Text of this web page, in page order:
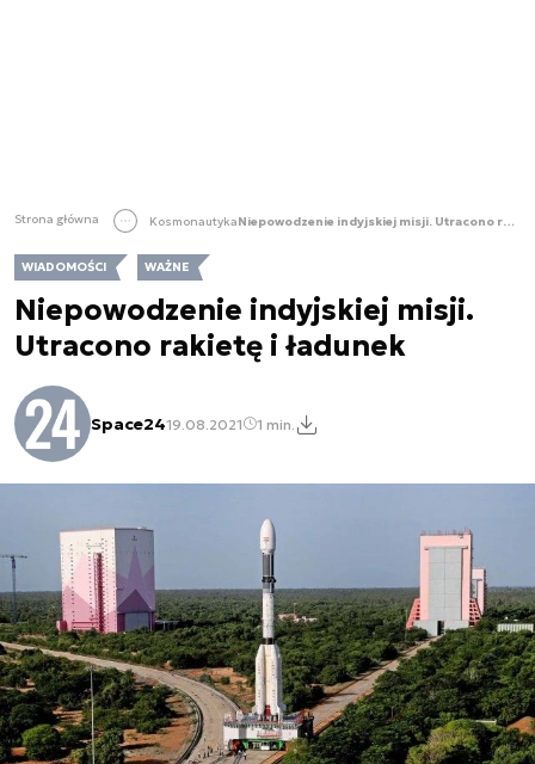
Strona główna Kosmonautyka Niepowodzenie indyjskiej misji. Utracono rakietę i ładunek
WIADOMOŚCI WAŻNE
Niepowodzenie indyjskiej misji.
Utracono rakietę i ładunek
Space2419.08.2021 1 min.